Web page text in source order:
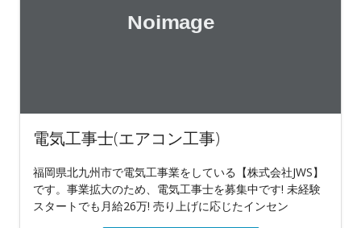
電気工事士(エアコン工事)
福岡県北九州市で電気工事業をしている【株式会社JWS】
です。事業拡大のため、電気工事士を募集中です! 未経験
スタートでも月給26万! 売り上げに応じたインセン